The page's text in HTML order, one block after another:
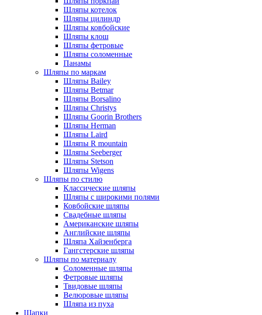
Шляпы котелок
Шляпы цилиндр
Шляпы ковбойские
Шляпы клош
Шляпы фетровые
Шляпы соломенные
Панамы
Шляпы по маркам
Шляпы Bailey
Шляпы Betmar
Шляпы Borsalino
Шляпы Christys
Шляпы Goorin Brothers
Шляпы Herman
Шляпы Laird
Шляпы R mountain
Шляпы Seeberger
Шляпы Stetson
Шляпы Wigens
Шляпы по стилю
Классические шляпы
Шляпы с широкими полями
Ковбойские шляпы
Свадебные шляпы
Американские шляпы
Английские шляпы
Шляпа Хайзенберга
Гангстерские шляпы
Шляпы по материалу
Соломенные шляпы
Фетровые шляпы
Твидовые шляпы
Велюровые шляпы
Шляпа из пуха
Шапки